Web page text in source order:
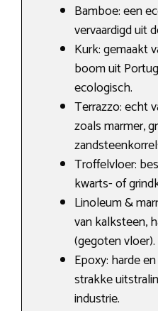
Bamboe: een
vervaardigd uit
Kurk: gemaakt
boom uit
ecologisch.
Terrazzo: echt
zoals marmer,
Troffelvloer:
kwarts- of
Linoleum &
van kalksteen,
(gegoten vloer).
Epoxy: harde
strakke
industrie.